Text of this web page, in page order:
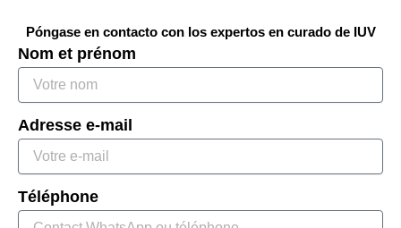
Póngase en contacto con los expertos en curado de IUV
Nom et prénom
Adresse e-mail
Téléphone